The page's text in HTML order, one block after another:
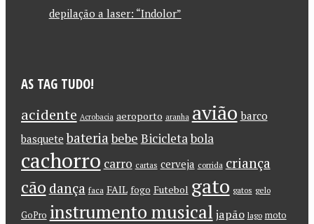
depilação a laser: “Indolor”
AS TAG TUDO!
acidente Acrobacia aeroporto aranha avião barco
basquete bateriabebe Bicicletabola
cachorro carro cartas cerveja corrida criança
cão dança faca FAIL fogo Futebol gato gatos gelo
GoPro instrumento musical japão lago moto